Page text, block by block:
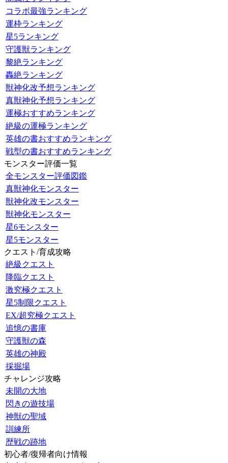
コラボ最強ランキング
運枠ランキング
星5ランキング
守護獣ランキング
黎絶ランキング
轟絶ランキング
獣神化改予想ランキング
真獣神化予想ランキング
運極おすすめランキング
絶級の運極ランキング
英雄の書おすすめランキング
戦型の書おすすめランキング
モンスター評価一覧
全モンスター評価図鑑
真獣神化モンスター
獣神化改モンスター
獣神化モンスター
星6モンスター
星5モンスター
クエスト/育成攻略
絶級クエスト
降臨クエスト
激究極クエスト
星5制限クエスト
EX/超究極クエスト
追憶の書庫
守護獣の森
英雄の神殿
採掘場
チャレンジ攻略
未開の大地
閃きの遊技場
神獣の聖域
訓練所
歴戦の跡地
初心者/復帰者向け情報